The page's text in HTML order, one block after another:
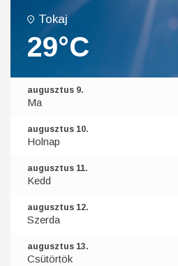
Tokaj
29°C
augusztus 9.
Ma
augusztus 10.
Holnap
augusztus 11.
Kedd
augusztus 12.
Szerda
augusztus 13.
Csütörtök